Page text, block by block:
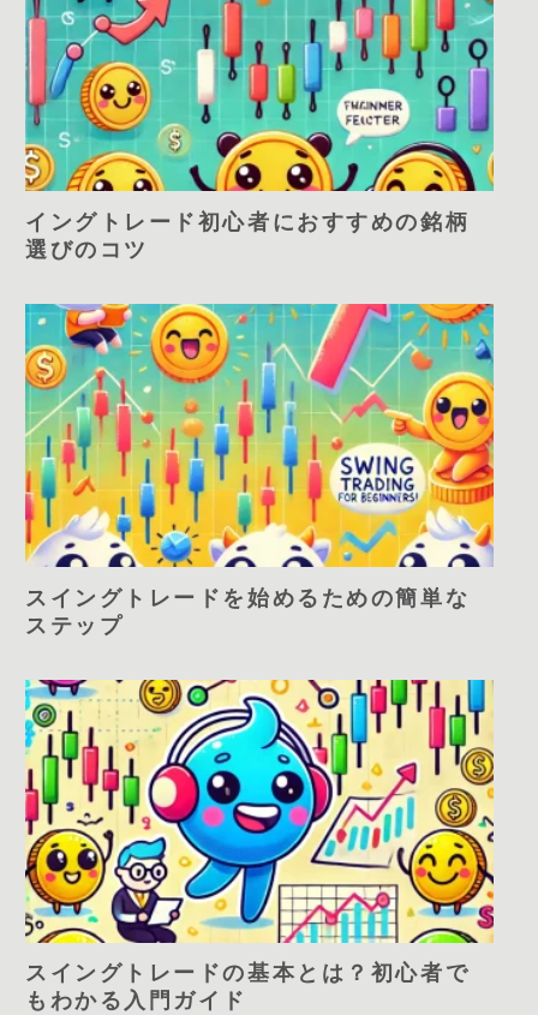
イングトレード初心者におすすめの銘柄
選びのコツ
スイングトレードを始めるための簡単な
ステップ
スイングトレードの基本とは？初心者で
もわかる入門ガイド